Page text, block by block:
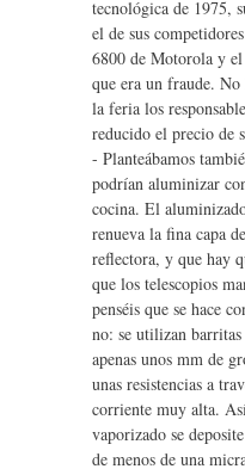
tecnológica de 1975,
el de sus
6800 de Motorola y
que era un fraude.
la feria los
reducido el precio de
- Planteábamos
podrían aluminizar
cocina. El
renueva la fina capa
reflectora, y que hay
que los telescopios
penséis que se hace
no: se utilizan
apenas unos mm de
unas resistencias a
corriente muy alta.
vaporizado se
de menos de una